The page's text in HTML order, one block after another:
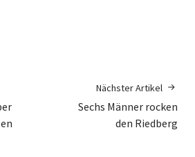
Nächster Artikel
Sechs Männer rocken
den Riedberg